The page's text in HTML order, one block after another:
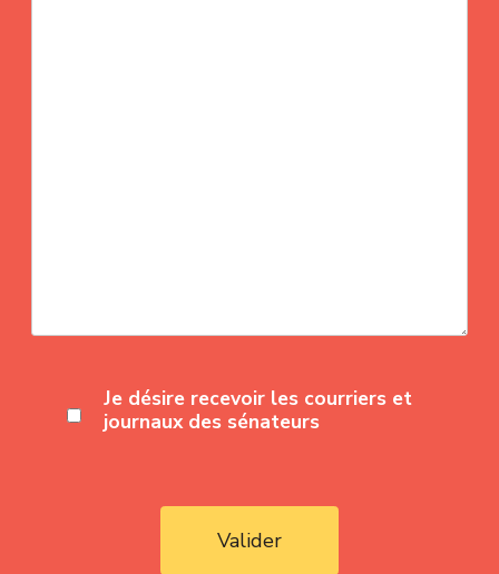
Je désire recevoir les courriers et
journaux des sénateurs
Valider